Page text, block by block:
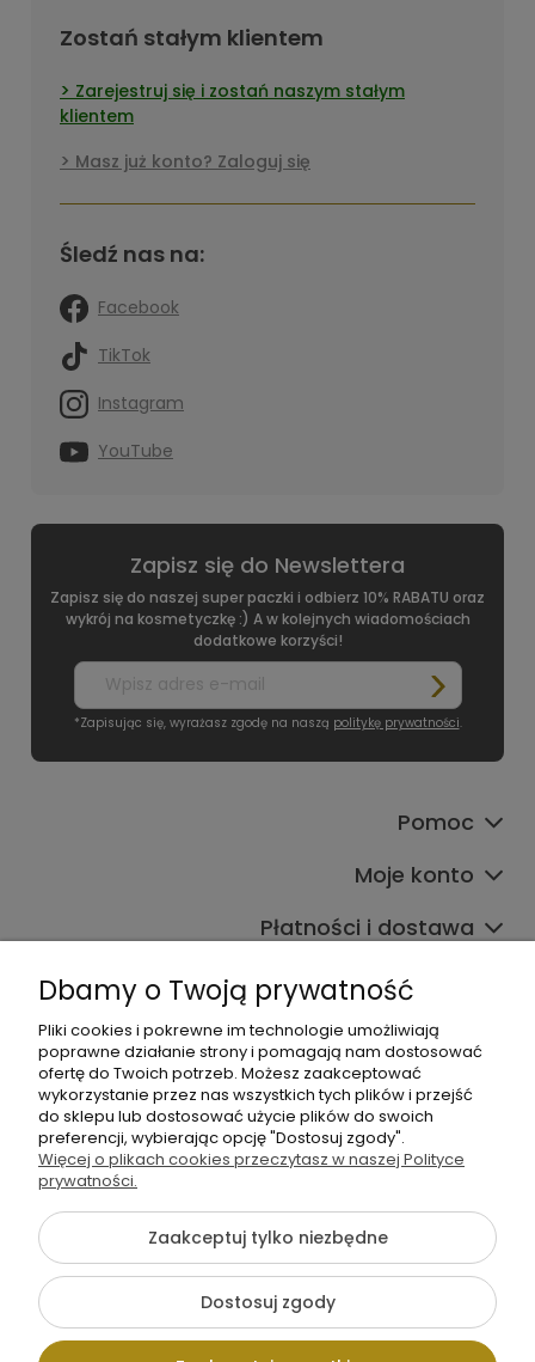
Zostań stałym klientem
Zarejestruj się i zostań naszym stałym
klientem
Masz już konto? Zaloguj się
Śledź nas na:
Facebook
TikTok
Instagram
YouTube
Zapisz się do Newslettera
Zapisz się do naszej super paczki i odbierz 10% RABATU oraz
wykrój na kosmetyczkę :) A w kolejnych wiadomościach
dodatkowe korzyści!
*Zapisując się, wyrażasz zgodę na naszą politykę prywatności.
Pomoc
Moje konto
Płatności i dostawa
Informacje
O nas
Pokaż pełną wersję strony
Dbamy o Twoją prywatność
Pliki cookies i pokrewne im technologie umożliwiają
poprawne działanie strony i pomagają nam dostosować
ofertę do Twoich potrzeb. Możesz zaakceptować
wykorzystanie przez nas wszystkich tych plików i przejść
do sklepu lub dostosować użycie plików do swoich
preferencji, wybierając opcję "Dostosuj zgody".
Więcej o plikach cookies przeczytasz w naszej Polityce
prywatności.
Zaakceptuj tylko niezbędne
Dostosuj zgody